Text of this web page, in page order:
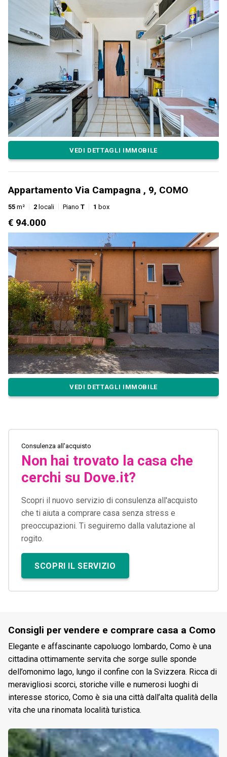
VEDI DETTAGLI IMMOBILE
Appartamento Via Campagna , 9, COMO
55 m² 2 locali Piano T 1 box
€ 94.000
VEDI DETTAGLI IMMOBILE
Consulenza all'acquisto
Non hai trovato la casa che
cerchi su Dove.it?
Scopri il nuovo servizio di consulenza all'acquisto
che ti aiuta a comprare casa senza stress e
preoccupazioni. Ti seguiremo dalla valutazione al
rogito.
SCOPRI IL SERVIZIO
Consigli per vendere e comprare casa a Como
Elegante e affascinante capoluogo lombardo, Como è una
cittadina ottimamente servita che sorge sulle sponde
dell’omonimo lago, lungo il confine con la Svizzera. Ricca di
meravigliosi scorci, storiche ville e numerosi luoghi di
interesse storico, Como è sia una città dall’alta qualità della
vita che una rinomata località turistica.